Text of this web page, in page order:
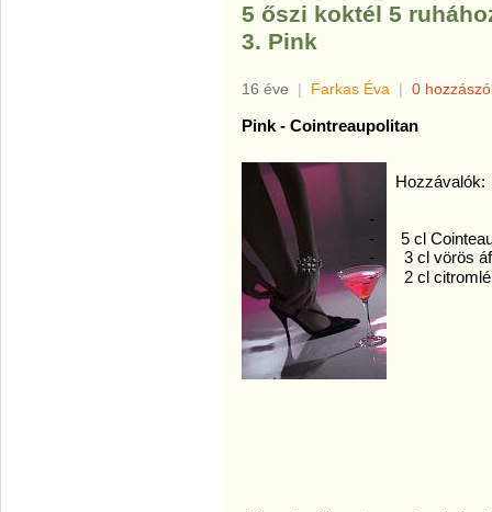
5 őszi koktél 5
3. Pink
16 éve | Farkas Éva | 0
Pink - Cointreaupolitan
Hozzávalók:
-
- 5 cl
-
3 cl vörös
-
2 cl citromlé